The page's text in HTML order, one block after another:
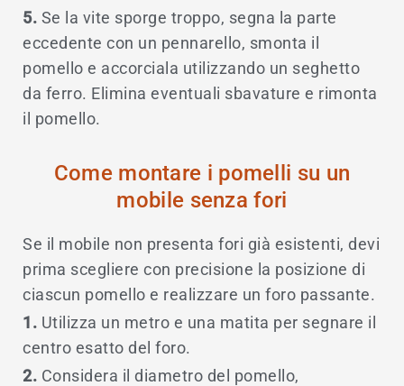
5. Se la vite sporge troppo, segna la parte
eccedente con un pennarello, smonta il
pomello e accorciala utilizzando un seghetto
da ferro. Elimina eventuali sbavature e rimonta
il pomello.
Come montare i pomelli su un
mobile senza fori
Se il mobile non presenta fori già esistenti, devi
prima scegliere con precisione la posizione di
ciascun pomello e realizzare un foro passante.
1. Utilizza un metro e una matita per segnare il
centro esatto del foro.
2. Considera il diametro del pomello,